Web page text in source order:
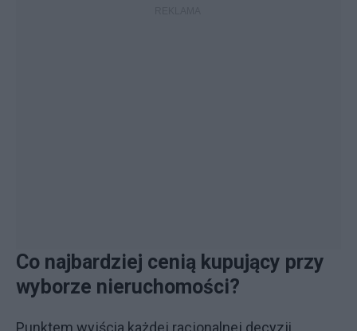
Co najbardziej cenią kupujący przy
wyborze nieruchomości?
Punktem wyjścia każdej racjonalnej decyzji